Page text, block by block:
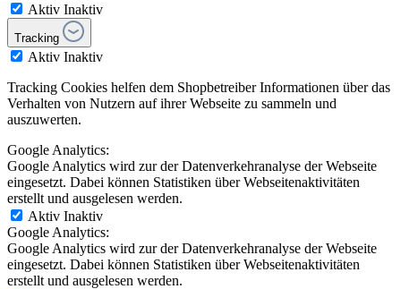
Aktiv Inaktiv
Tracking
Aktiv Inaktiv
Tracking Cookies helfen dem Shopbetreiber Informationen über das
Verhalten von Nutzern auf ihrer Webseite zu sammeln und
auszuwerten.
Google Analytics:
Google Analytics wird zur der Datenverkehranalyse der Webseite
eingesetzt. Dabei können Statistiken über Webseitenaktivitäten
erstellt und ausgelesen werden.
Aktiv Inaktiv
Google Analytics:
Google Analytics wird zur der Datenverkehranalyse der Webseite
eingesetzt. Dabei können Statistiken über Webseitenaktivitäten
erstellt und ausgelesen werden.